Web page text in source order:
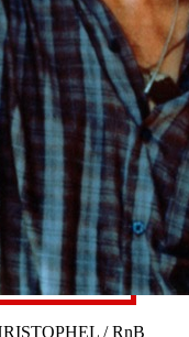
/ RnB